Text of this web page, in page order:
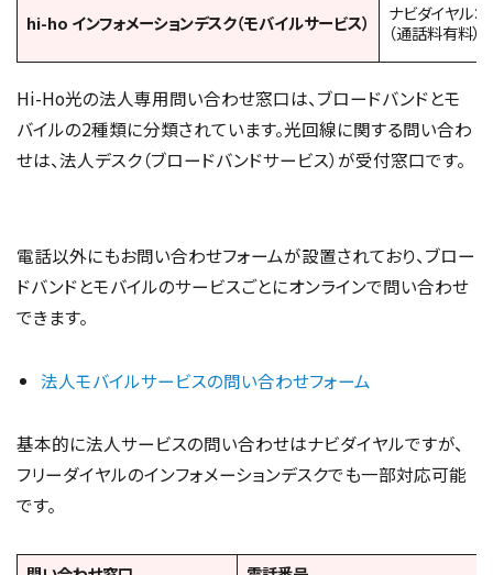
hi-ho インフォメーションデスク（モバイルサービス） ナビダイヤル：
（通話料有料）
Hi-Ho光の法人専用問い合わせ窓口は、ブロードバンドとモ
バイルの2種類に分類されています。光回線に関する問い合わ
せは、法人デスク（ブロードバンドサービス）が受付窓口です。
電話以外にもお問い合わせフォームが設置されており、ブロー
ドバンドとモバイルのサービスごとにオンラインで問い合わせ
できます。
法人モバイルサービスの問い合わせフォーム
基本的に法人サービスの問い合わせはナビダイヤルですが、
フリーダイヤルのインフォメーションデスクでも一部対応可能
です。